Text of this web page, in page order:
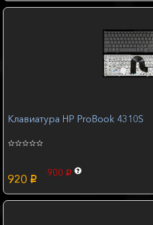
Клавиатура HP ProBook 4310S
920 p
900 p